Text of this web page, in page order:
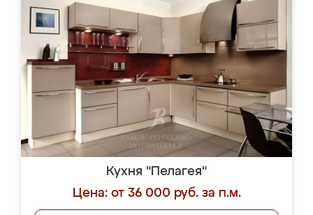
Кухня "Пелагея"
Цена: от 36 000 руб. за п.м.